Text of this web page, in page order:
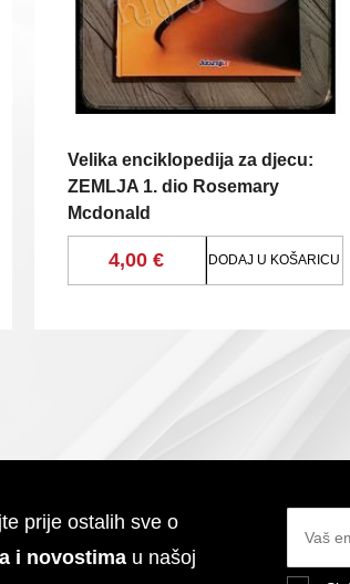
Velika enciklopedija za djecu:
ZEMLJA 1. dio Rosemary
Mcdonald
4,00 € DODAJ U KOŠARICU
prije ostalih sve o
i novostima u našoj